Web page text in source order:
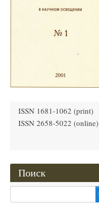
ISSN 1681-1062 (print)
ISSN 2658-5022 (online)
Поиск